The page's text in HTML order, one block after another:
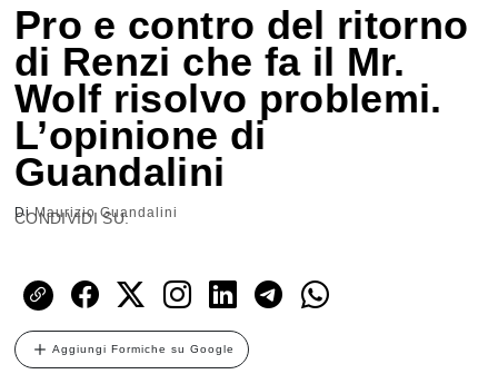
Pro e contro del ritorno
di Renzi che fa il Mr.
Wolf risolvo problemi.
L’opinione di
Guandalini
DiMaurizio Guandalini
CONDIVIDI SU:
Aggiungi Formiche su Google